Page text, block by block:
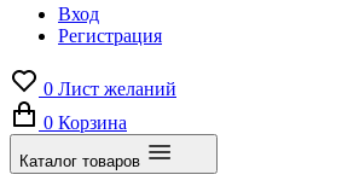
Вход
Регистрация
0 Лист желаний
0 Корзина
Каталог товаров